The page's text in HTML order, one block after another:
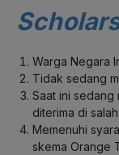
Warga Negara
Tidak sedang
Saat ini sedang
diterima di
Memenuhi
skema Orange